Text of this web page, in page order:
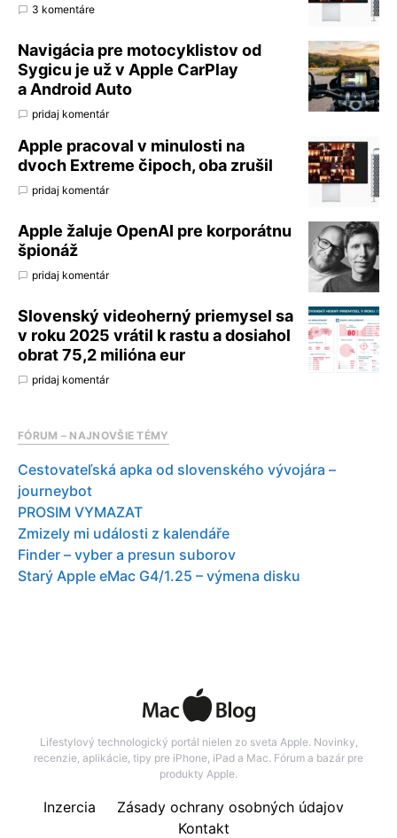
3 komentáre
Navigácia pre motocyklistov od
Sygicu je už v Apple CarPlay
a Android Auto
pridaj komentár
Apple pracoval v minulosti na
dvoch Extreme čipoch, oba zrušil
pridaj komentár
Apple žaluje OpenAI pre korporátnu
špionáž
pridaj komentár
Slovenský videoherný priemysel sa
v roku 2025 vrátil k rastu a dosiahol
obrat 75,2 milióna eur
pridaj komentár
FÓRUM – NAJNOVŠIE TÉMY
Cestovateľská apka od slovenského vývojára –
journeybot
PROSIM VYMAZAT
Zmizely mi události z kalendáře
Finder – vyber a presun suborov
Starý Apple eMac G4/1.25 – výmena disku
Lifestylový technologický portál nielen zo sveta Apple. Novinky,
recenzie, aplikácie, tipy pre iPhone, iPad a Mac. Fórum a bazár pre
produkty Apple.
Inzercia
Zásady ochrany osobných údajov
Kontakt